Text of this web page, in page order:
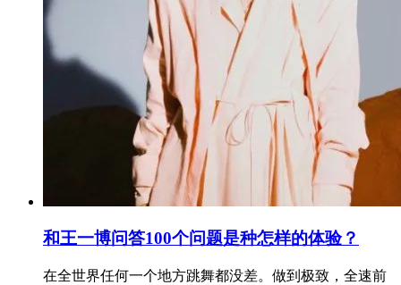
和王一博问答100个问题是种怎样的体验？
在全世界任何一个地方跳舞都没差。做到极致，全速前